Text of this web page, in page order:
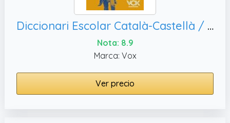
Diccionari Escolar Català-Castellà / Castellano-Catalán (VOX - Lengua Catalana - Diccionarios Escolares)
Nota: 8.9
Marca: Vox
Ver precio